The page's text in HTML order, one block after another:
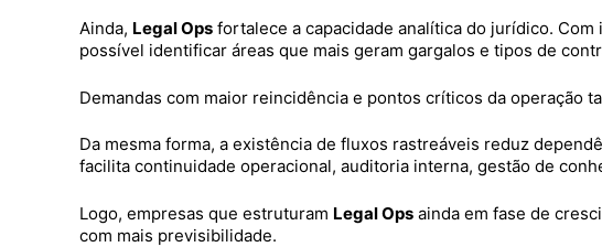
Ainda, Legal Ops fortalece a capacidade analítica do jurídico.
possível identificar áreas que mais geram gargalos e tipos de
Demandas com maior reincidência e pontos críticos da operação
Da mesma forma, a existência de fluxos rastreáveis reduz
facilita continuidade operacional, auditoria interna, gestão de
Logo, empresas que estruturam Legal Ops ainda em fase de
com mais previsibilidade.